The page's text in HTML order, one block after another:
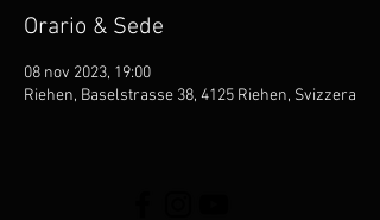
Orario & Sede
08 nov 2023, 19:00
Riehen, Baselstrasse 38, 4125 Riehen, Svizzera